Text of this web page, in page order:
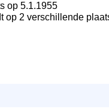
op 5.1.1955
op 2 verschillende